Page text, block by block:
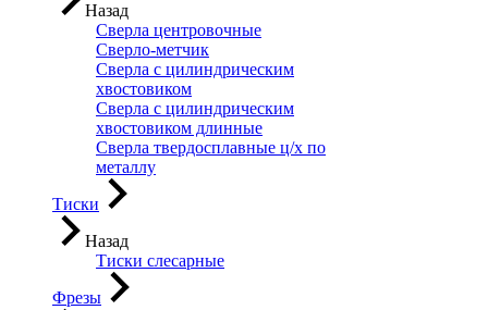
Назад
Сверла центровочные
Сверло-метчик
Сверла с цилиндрическим
хвостовиком
Сверла с цилиндрическим
хвостовиком длинные
Сверла твердосплавные ц/х по
металлу
Тиски
Назад
Тиски слесарные
Фрезы